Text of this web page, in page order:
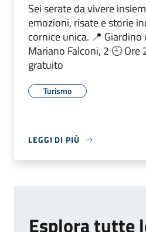
Sei serate da vivere
emozioni, risate e storie
cornice unica. 📍
Mariano Falconi, 2 🕘
gratuito
Turismo
LEGGI DI PIÙ
Esplora tutte